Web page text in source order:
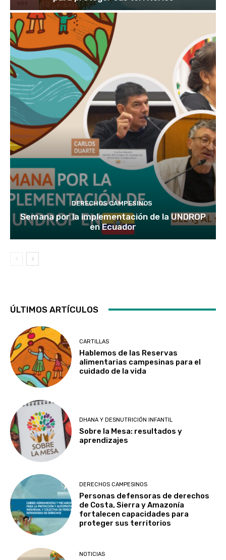
DERECHOS CAMPESINOS
Semana por la implementación de la UNDROP
en Ecuador
ÚLTIMOS ARTÍCULOS
CARTILLAS
Hablemos de las Reservas
alimentarias campesinas para el
cuidado de la vida
DHANA Y DESNUTRICIÓN INFANTIL
Sobre la Mesa: resultados y
aprendizajes
DERECHOS CAMPESINOS
Personas defensoras de derechos
de Costa, Sierra y Amazonía
fortalecen capacidades para
proteger sus territorios
NOTICIAS